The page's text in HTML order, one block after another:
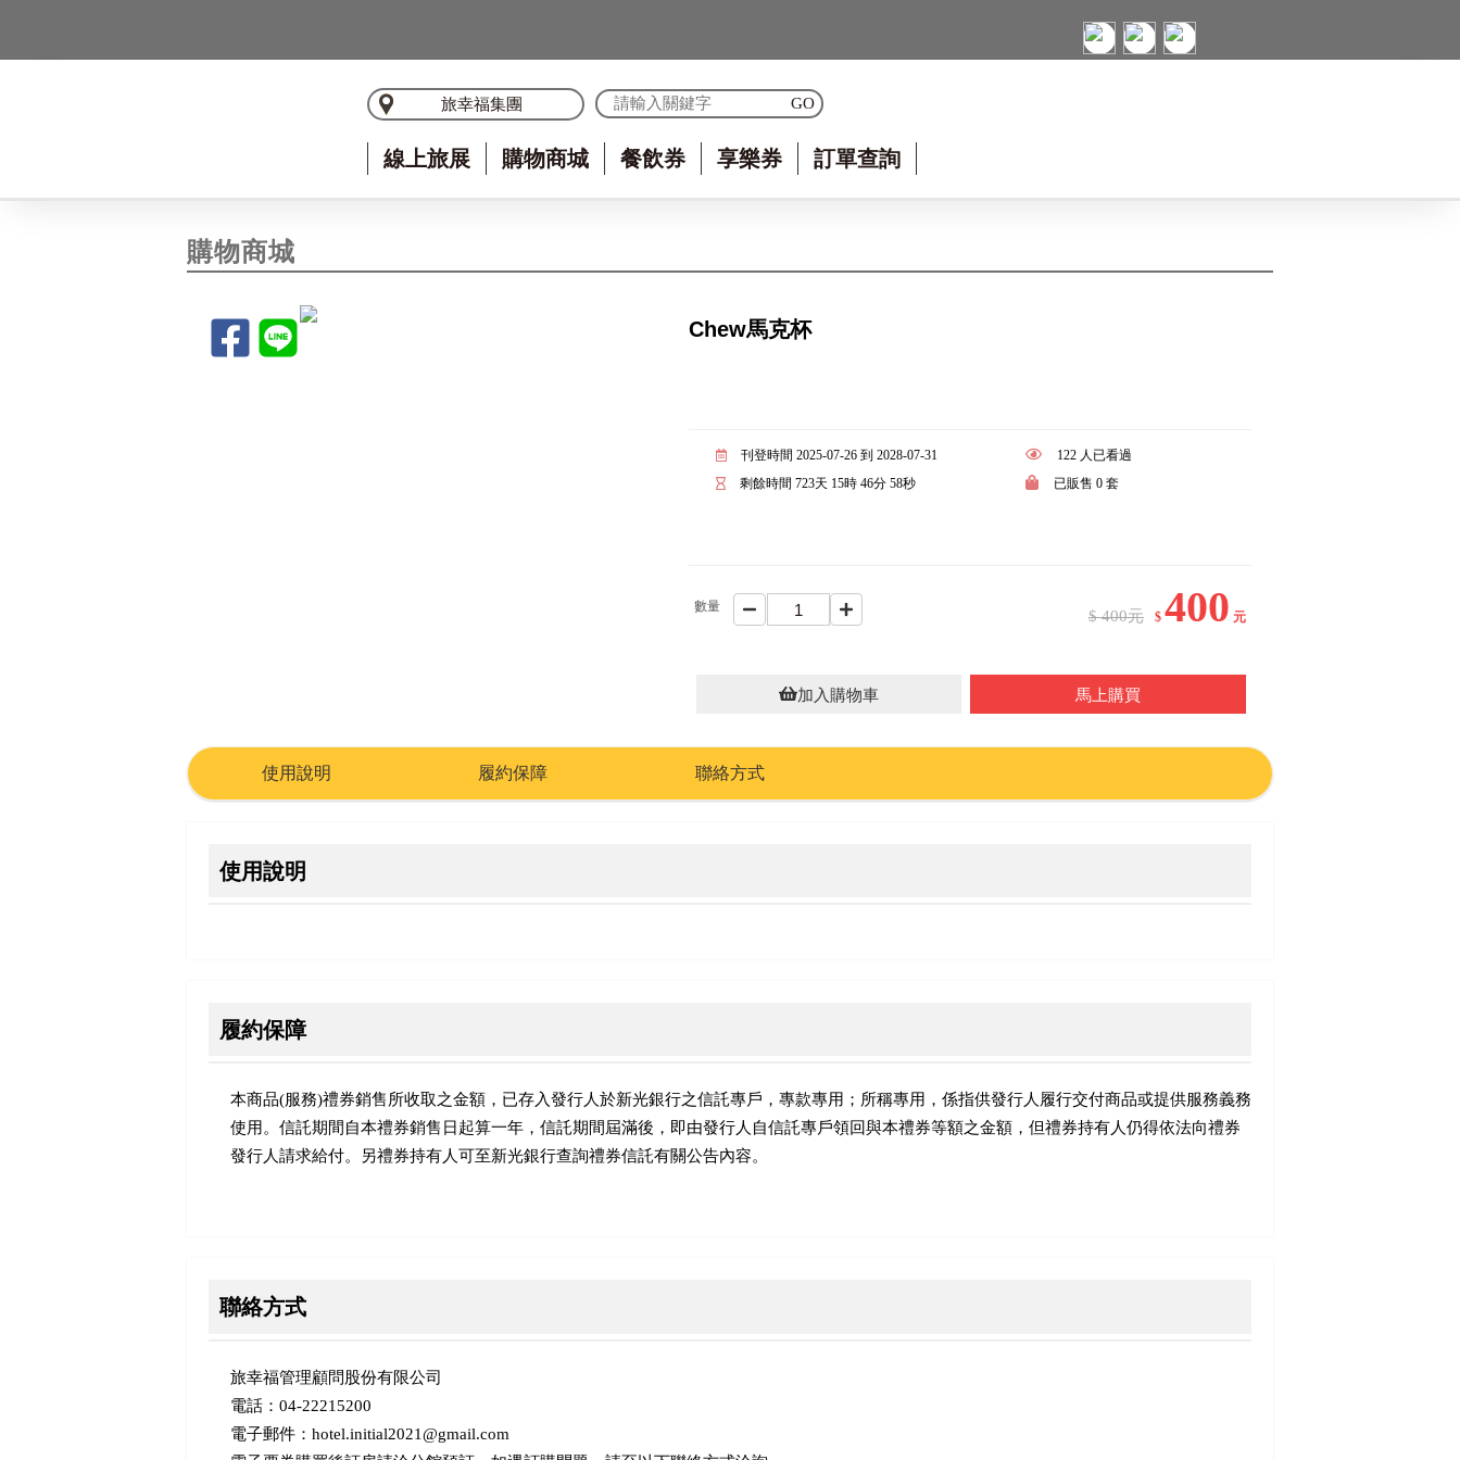
旅幸福集團
線上旅展 購物商城 餐飲券 享樂券 訂單查詢
購物商城
Chew馬克杯
刊登時間 2025-07-26 到 2028-07-31
剩餘時間 723天 15時 46分 57秒
122 人已看過
已販售 0 套
數量
$ 400元 $ 400 元
馬上購買
加入購物車
使用說明 履約保障 聯絡方式
使用說明
履約保障
本商品(服務)禮券銷售所收取之金額，已存入發行人於新光銀行之信託專戶，專款專用；所稱專用，係指供發行人履行交付商品或提供服務義務
使用。信託期間自本禮券銷售日起算一年，信託期間屆滿後，即由發行人自信託專戶領回與本禮券等額之金額，但禮券持有人仍得依法向禮券
發行人請求給付。另禮券持有人可至新光銀行查詢禮券信託有關公告內容。
聯絡方式
旅幸福管理顧問股份有限公司
電話：04-22215200
電子郵件：hotel.initial2021@gmail.com